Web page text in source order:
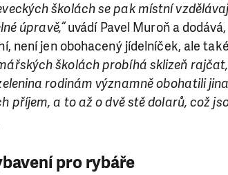
školách se pak místní
úpravě,“uvádí Pavel Muroň a
není jen obohacený jídelníček, ale
školách probíhá sklizeň rajčat,
rodinám významně obohatili
příjem, a to až o dvě stě dolarů, což
pro rybáře